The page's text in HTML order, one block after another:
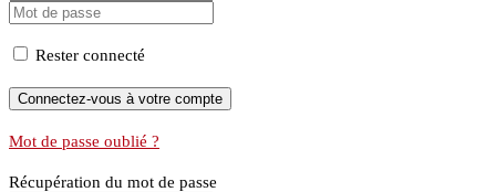
Rester connecté
Mot de passe oublié ?
Récupération du mot de passe